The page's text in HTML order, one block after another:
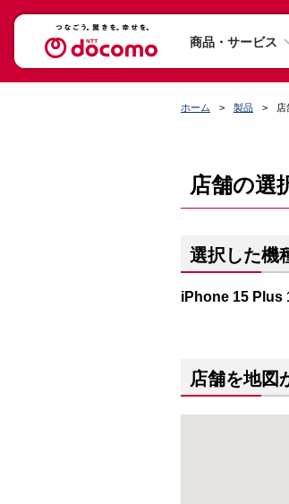
商品・サービス
ホーム 製品 店
店舗の選
選択した機
iPhone 15 Plus
店舗を地図